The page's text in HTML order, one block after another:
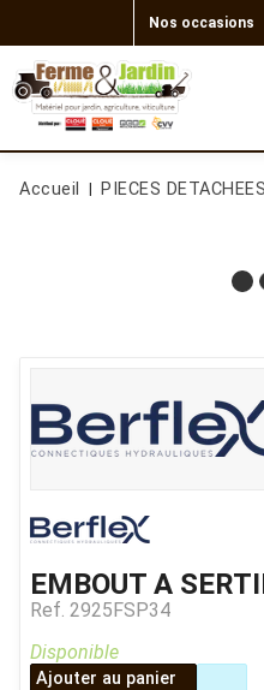
Nos occasions
Accueil PIECES DETACHEES
EMBOUT A
Ref. 2925FSP34
Disponible
Ajouter au panier